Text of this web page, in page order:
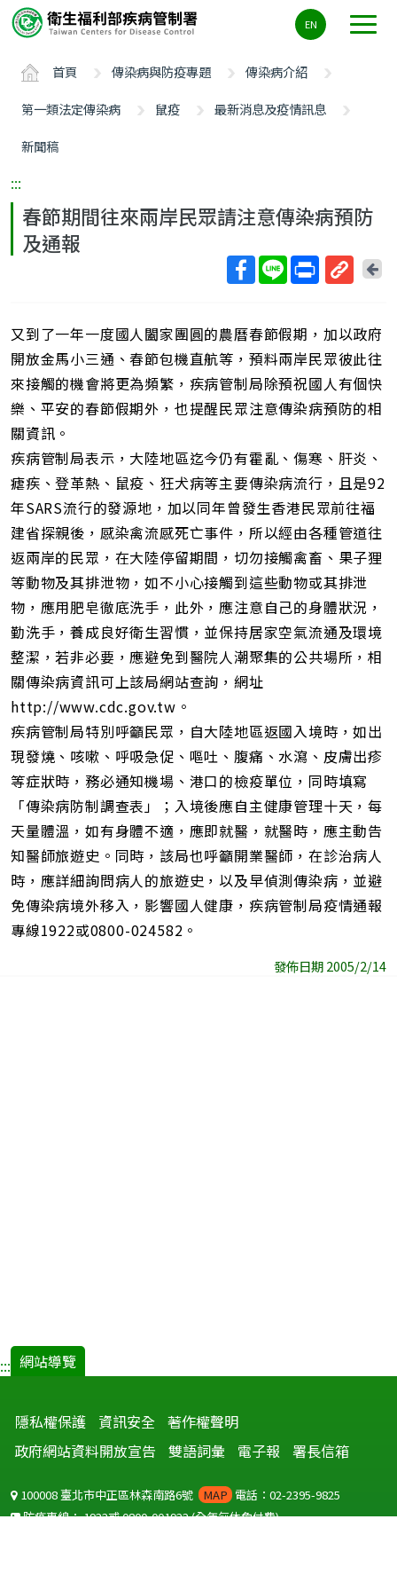
要
ALT+C
EN
首頁 傳染病與防疫專題
傳染病介紹
第一類法定傳染病
鼠疫
最新消息及疫情訊息
新聞稿
:::
春節期間往來兩岸民眾請注意傳染病預防
及通報
短
網
址
回
又到了一年一度國人闔家團圓的農曆春節假期，加以政府
開放金馬小三通、春節包機直航等，預料兩岸民眾彼此往
來接觸的機會將更為頻繁，疾病管制局除預祝國人有個快
樂、平安的春節假期外，也提醒民眾注意傳染病預防的相
關資訊。
疾病管制局表示，大陸地區迄今仍有霍亂、傷寒、肝炎、
瘧疾、登革熱、鼠疫、狂犬病等主要傳染病流行，且是92
年SARS流行的發源地，加以同年曾發生香港民眾前往福
建省探親後，感染禽流感死亡事件，所以經由各種管道往
返兩岸的民眾，在大陸停留期間，切勿接觸禽畜、果子狸
等動物及其排泄物，如不小心接觸到這些動物或其排泄
物，應用肥皂徹底洗手，此外，應注意自己的身體狀況，
勤洗手，養成良好衛生習慣，並保持居家空氣流通及環境
整潔，若非必要，應避免到醫院人潮聚集的公共場所，相
關傳染病資訊可上該局網站查詢，網址
http://www.cdc.gov.tw。
疾病管制局特別呼籲民眾，自大陸地區返國入境時，如出
現發燒、咳嗽、呼吸急促、嘔吐、腹痛、水瀉、皮膚出疹
等症狀時，務必通知機場、港口的檢疫單位，同時填寫
「傳染病防制調查表」；入境後應自主健康管理十天，每
天量體溫，如有身體不適，應即就醫，就醫時，應主動告
知醫師旅遊史。同時，該局也呼籲開業醫師，在診治病人
時，應詳細詢問病人的旅遊史，以及早偵測傳染病，並避
免傳染病境外移入，影響國人健康，疾病管制局疫情通報
專線1922或0800-024582。
發佈日期 2005/2/14
::: 網站導覽
隱私權保護 資訊安全 著作權聲明
政府網站資料開放宣告
雙語詞彙 電子報 署長信箱
100008 臺北市中正區林森南路6號 MAP 電話：02-2395-9825
防疫專線：1922或0800-001922(全年無休免付費)